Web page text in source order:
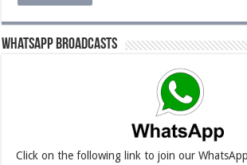
Whatsapp Broadcasts
Click on the following link to join our